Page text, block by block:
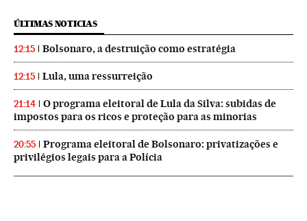
ÚLTIMAS NOTICIAS
12:15 Bolsonaro, a destruição como estratégia
12:15 Lula, uma ressurreição
21:14
O programa eleitoral de Lula da Silva: subidas de
impostos para os ricos e proteção para as minorias
20:55
Programa eleitoral de Bolsonaro: privatizações e
privilégios legais para a Polícia